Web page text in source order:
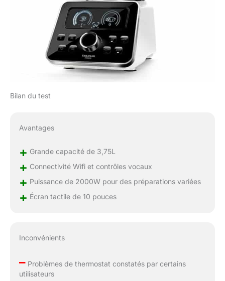
Bilan du test
Avantages
+ Grande capacité de 3,75L
+ Connectivité Wifi et contrôles vocaux
+ Puissance de 2000W pour des préparations variées
+ Écran tactile de 10 pouces
Inconvénients
–Problèmes de thermostat constatés par certains
utilisateurs